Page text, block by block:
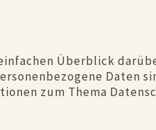
Überblick
zum Thema